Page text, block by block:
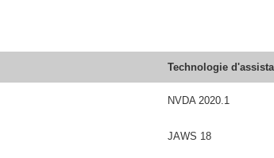
Technologie
NVDA 2020.1
JAWS 18